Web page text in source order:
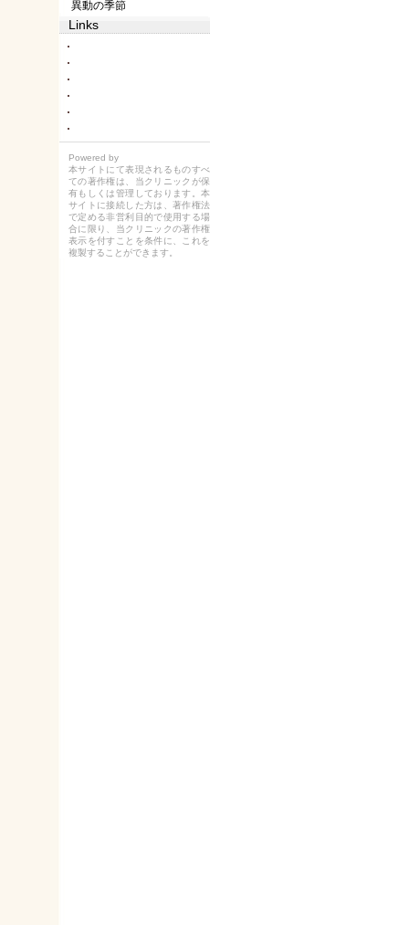
異動の季節
Links
Powered by
本サイトにて表現されるものすべ
ての著作権は、当クリニックが保
有もしくは管理しております。本
サイトに接続した方は、著作権法
で定める非営利目的で使用する場
合に限り、当クリニックの著作権
表示を付すことを条件に、これを
複製することができます。